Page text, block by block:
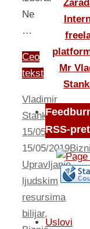
Ne
…
Ceo
tekst
Vladimir
Stankovic
15/05/2019
15/05/2019
Upravljanje
ljudskim
resursima
bilijar,
Mr
RSS-
Uslovi